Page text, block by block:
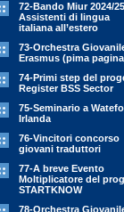
72-Bando Miur 2024/
Assistenti di lingua
italiana all’estero
73-Orchestra
Erasmus (pima
74-Primi step del
Register BSS Sector
75-Seminario a
Irlanda
76-Vincitori concorso
giovani traduttori
77-A breve Evento
Moltiplicatore del
STARTKNOW
78-Orchestra